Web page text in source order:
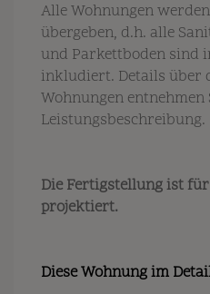
Alle Wohnungen
übergeben, d.h. alle
und Parkettboden sind
inkludiert. Details über
Wohnungen entnehmen
Leistungsbeschreibung.
Die Fertigstellung ist
projektiert.
Diese Wohnung im